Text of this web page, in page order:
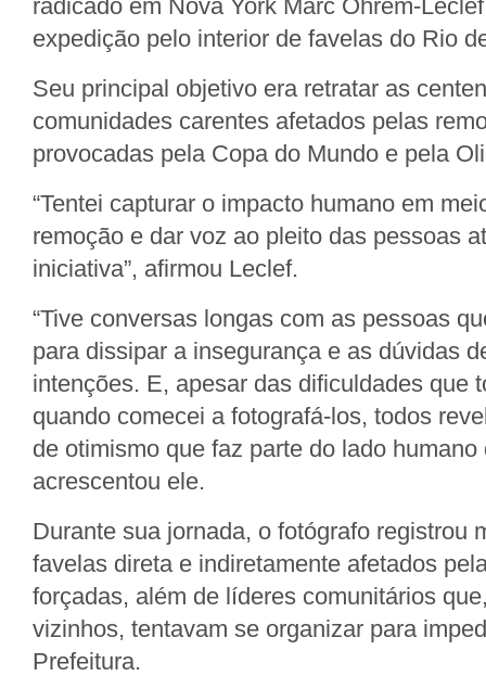
radicado em Nova York Marc Ohrem-
expedição pelo interior de favelas do Rio
Seu principal objetivo era retratar as
comunidades carentes afetados pelas
provocadas pela Copa do Mundo e pela
“Tentei capturar o impacto humano em
remoção e dar voz ao pleito das pessoas
iniciativa”, afirmou Leclef.
“Tive conversas longas com as pessoas
para dissipar a insegurança e as dúvidas
intenções. E, apesar das dificuldades que
quando comecei a fotografá-los, todos
de otimismo que faz parte do lado humano
acrescentou ele.
Durante sua jornada, o fotógrafo registrou
favelas direta e indiretamente afetados
forçadas, além de líderes comunitários
vizinhos, tentavam se organizar para
Prefeitura.